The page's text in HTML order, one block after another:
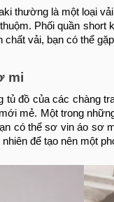
thường là một loại
Phối quần short
vải, bạn có thể
mi
tủ đồ của các chàng
mẻ. Một trong
có thể sơ vin áo sơ
để tạo nên một